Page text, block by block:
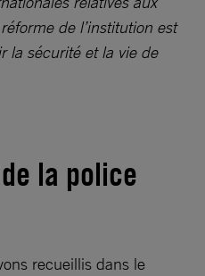
de l’institution est
la sécurité et la vie de
la police
recueillis dans le